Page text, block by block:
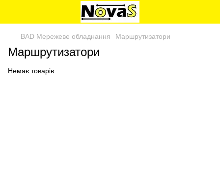
BAD Мережеве обладнання Маршрутизатори
Маршрутизатори
Немає товарів